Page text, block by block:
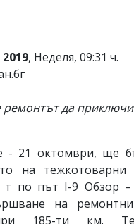
, Неделя, 09:31 ч.
да
- 21 октомври, ще
на
т по път I-9 Обзор –
на
185-ти км.